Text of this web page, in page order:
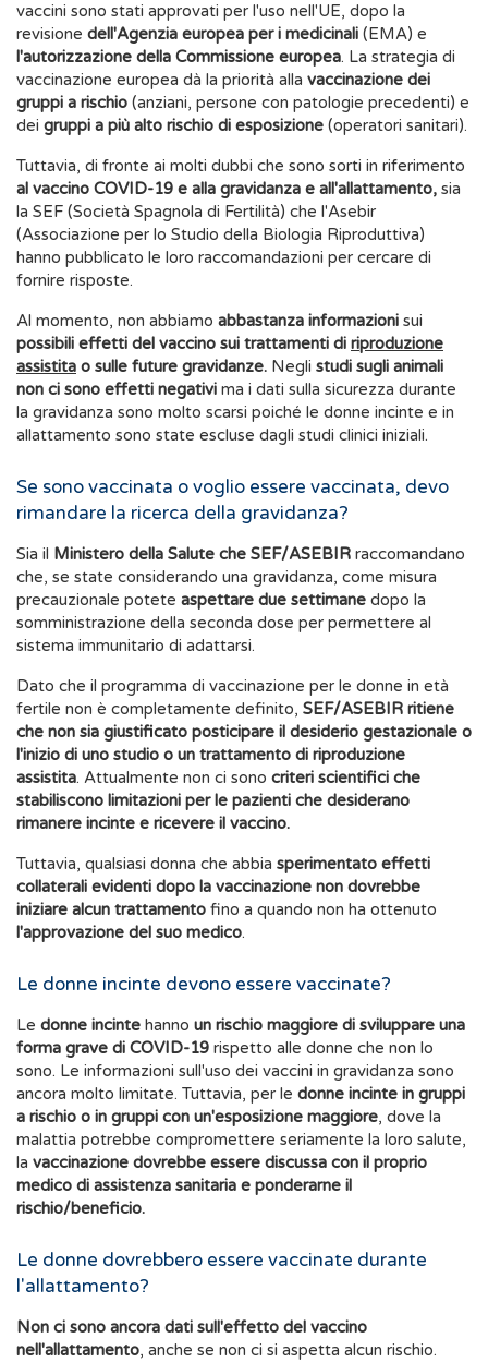
vaccini sono stati approvati per l'uso nell'UE, dopo la
revisione dell'Agenzia europea per i medicinali (EMA) e
l'autorizzazione della Commissione europea. La strategia di
vaccinazione europea dà la priorità alla vaccinazione dei
gruppi a rischio (anziani, persone con patologie precedenti) e
dei gruppi a più alto rischio di esposizione (operatori sanitari).
Tuttavia, di fronte ai molti dubbi che sono sorti in riferimento
al vaccino COVID-19 e alla gravidanza e all'allattamento, sia
la SEF (Società Spagnola di Fertilità) che l'Asebir
(Associazione per lo Studio della Biologia Riproduttiva)
hanno pubblicato le loro raccomandazioni per cercare di
fornire risposte.
Al momento, non abbiamo abbastanza informazioni sui
possibili effetti del vaccino sui trattamenti di riproduzione
assistita o sulle future gravidanze. Negli studi sugli animali
non ci sono effetti negativi ma i dati sulla sicurezza durante
la gravidanza sono molto scarsi poiché le donne incinte e in
allattamento sono state escluse dagli studi clinici iniziali.
Se sono vaccinata o voglio essere vaccinata, devo
rimandare la ricerca della gravidanza?
Sia il Ministero della Salute che SEF/ASEBIR raccomandano
che, se state considerando una gravidanza, come misura
precauzionale potete aspettare due settimane dopo la
somministrazione della seconda dose per permettere al
sistema immunitario di adattarsi.
Dato che il programma di vaccinazione per le donne in età
fertile non è completamente definito, SEF/ASEBIR ritiene
che non sia giustificato posticipare il desiderio gestazionale o
l'inizio di uno studio o un trattamento di riproduzione
assistita. Attualmente non ci sono criteri scientifici che
stabiliscono limitazioni per le pazienti che desiderano
rimanere incinte e ricevere il vaccino.
Tuttavia, qualsiasi donna che abbia sperimentato effetti
collaterali evidenti dopo la vaccinazione non dovrebbe
iniziare alcun trattamento fino a quando non ha ottenuto
l'approvazione del suo medico.
Le donne incinte devono essere vaccinate?
Le donne incinte hanno un rischio maggiore di sviluppare una
forma grave di COVID-19 rispetto alle donne che non lo
sono. Le informazioni sull'uso dei vaccini in gravidanza sono
ancora molto limitate. Tuttavia, per le donne incinte in gruppi
a rischio o in gruppi con un'esposizione maggiore, dove la
malattia potrebbe compromettere seriamente la loro salute,
la vaccinazione dovrebbe essere discussa con il proprio
medico di assistenza sanitaria e ponderarne il
rischio/beneficio.
Le donne dovrebbero essere vaccinate durante
l'allattamento?
Non ci sono ancora dati sull'effetto del vaccino
nell'allattamento, anche se non ci si aspetta alcun rischio.